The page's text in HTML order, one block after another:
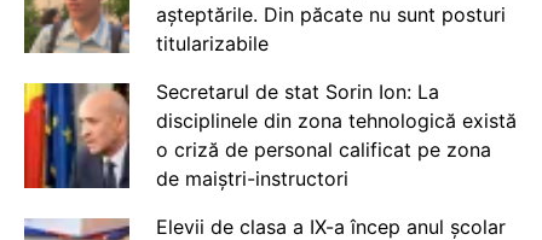
așteptările. Din păcate nu sunt posturi
titularizabile
Secretarul de stat Sorin Ion: La
disciplinele din zona tehnologică există
o criză de personal calificat pe zona
de maiștri-instructori
Elevii de clasa a IX-a încep anul școlar